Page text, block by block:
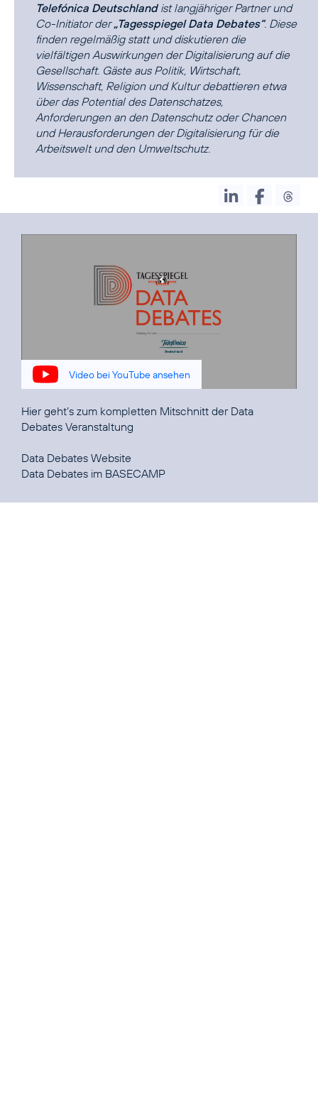
Telefónica Deutschlandist langjähriger Partner und
Co-Initiator der„Tagesspiegel Data Debates“. Diese
finden regelmäßig statt und diskutieren die
vielfältigen Auswirkungen der Digitalisierung auf die
Gesellschaft. Gäste aus Politik, Wirtschaft,
Wissenschaft, Religion und Kultur debattieren etwa
über das Potential des Datenschatzes,
Anforderungen an den Datenschutz oder Chancen
und Herausforderungen der Digitalisierung für die
Arbeitswelt und den Umweltschutz.
Video bei YouTube ansehen
Hier geht’s zum kompletten Mitschnitt der Data
Debates Veranstaltung
Data Debates
Data Debates im BASECAMP